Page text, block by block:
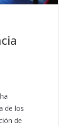
de los
de